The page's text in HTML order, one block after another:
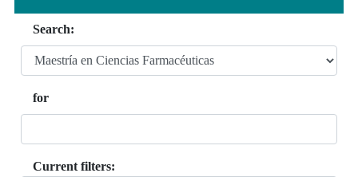
Search:
for
Current filters: